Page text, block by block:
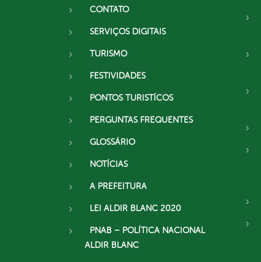
CONTATO
SERVIÇOS DIGITAIS
TURISMO
FESTIVIDADES
PONTOS TURISTÍCOS
PERGUNTAS FREQUENTES
GLOSSÁRIO
NOTÍCIAS
A PREFEITURA
LEI ALDIR BLANC 2020
PNAB – POLÍTICA NACIONAL
ALDIR BLANC